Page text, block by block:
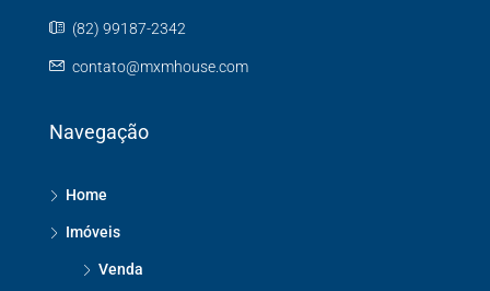
(82) 99187-2342
contato@mxmhouse.com
Navegação
Home
Imóveis
Venda